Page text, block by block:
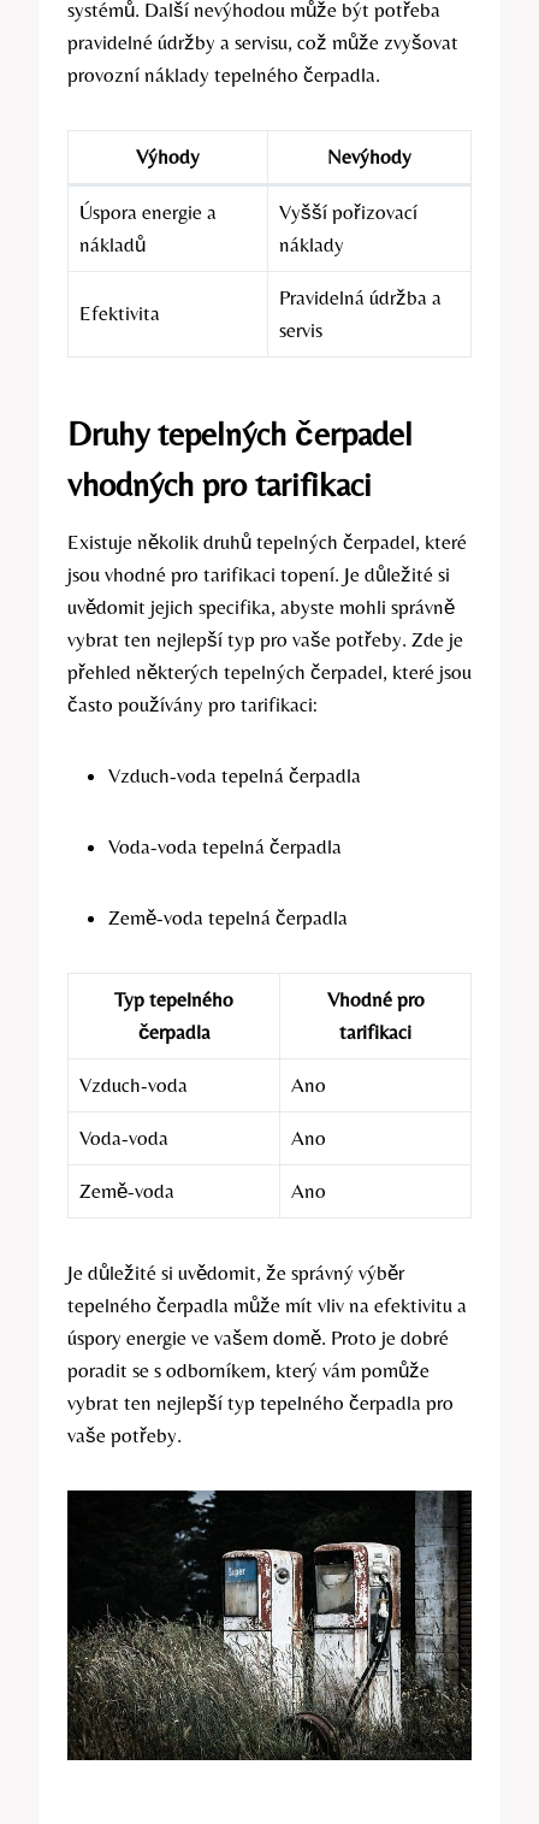
systémů. Další nevýhodou může být potřeba
pravidelné údržby a servisu, což může zvyšovat
provozní náklady tepelného čerpadla.
Výhody Nevýhody
Úspora energie a
nákladů
Vyšší pořizovací
náklady
Efektivita
Pravidelná údržba a
servis
Druhy tepelných čerpadel
vhodných pro tarifikaci
Existuje několik druhů tepelných čerpadel, které
jsou vhodné pro tarifikaci topení. Je důležité si
uvědomit jejich specifika, abyste mohli správně
vybrat ten nejlepší typ pro vaše potřeby. Zde je
přehled některých tepelných čerpadel, které jsou
často používány pro tarifikaci:
Vzduch-voda tepelná čerpadla
Voda-voda tepelná čerpadla
Země-voda tepelná čerpadla
Typ tepelného
čerpadla
Vhodné pro
tarifikaci
Vzduch-voda Ano
Voda-voda Ano
Země-voda Ano
Je důležité si uvědomit, že správný výběr
tepelného čerpadla může mít vliv na efektivitu a
úspory energie ve vašem domě. Proto je dobré
poradit se s odborníkem, který vám pomůže
vybrat ten nejlepší typ tepelného čerpadla pro
vaše potřeby.